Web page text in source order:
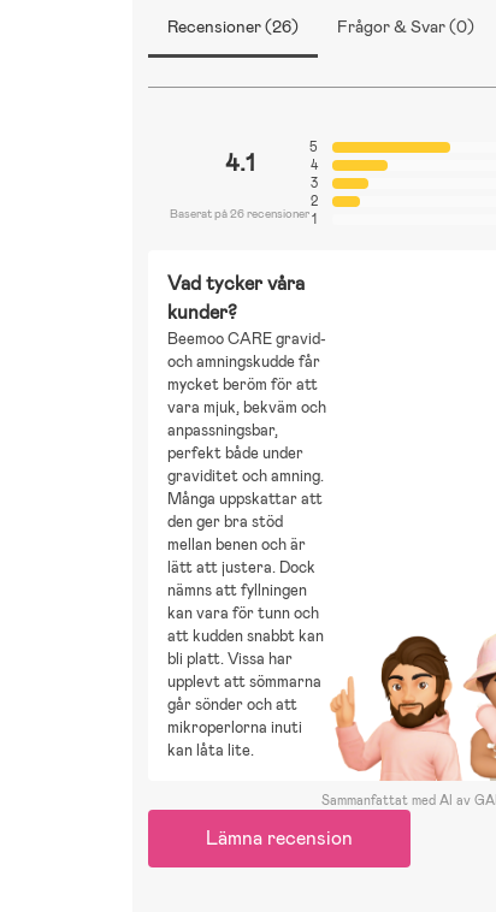
Recensioner (26) Frågor & Svar (0)
4.1
Baserat på 26 recensioner
5
4
3
2
1
Vad tycker våra
kunder?
Beemoo CARE gravid-
och amningskudde får
mycket beröm för att
vara mjuk, bekväm och
anpassningsbar,
perfekt både under
graviditet och amning.
Många uppskattar att
den ger bra stöd
mellan benen och är
lätt att justera. Dock
nämns att fyllningen
kan vara för tunn och
att kudden snabbt kan
bli platt. Vissa har
upplevt att sömmarna
går sönder och att
mikroperlorna inuti
kan låta lite.
Sammanfattat med AI av
Lämna recension